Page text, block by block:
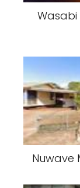
Wasabi
Nuwave